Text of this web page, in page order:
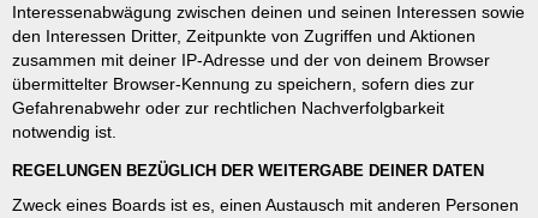
Interessenabwägung zwischen deinen und seinen Interessen sowie
den Interessen Dritter, Zeitpunkte von Zugriffen und Aktionen
zusammen mit deiner IP-Adresse und der von deinem Browser
übermittelter Browser-Kennung zu speichern, sofern dies zur
Gefahrenabwehr oder zur rechtlichen Nachverfolgbarkeit
notwendig ist.
REGELUNGEN BEZÜGLICH DER WEITERGABE DEINER DATEN
Zweck eines Boards ist es, einen Austausch mit anderen Personen